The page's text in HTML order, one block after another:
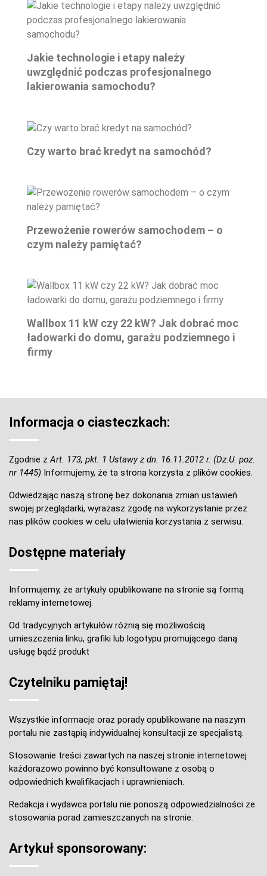
Jakie technologie i etapy należy
uwzględnić podczas profesjonalnego
lakierowania samochodu?
Czy warto brać kredyt na samochód?
Przewożenie rowerów samochodem – o
czym należy pamiętać?
Wallbox 11 kW czy 22 kW? Jak dobrać moc
ładowarki do domu, garażu podziemnego i
firmy
Informacja o ciasteczkach:
Zgodnie z Art. 173, pkt. 1 Ustawy z dn. 16.11.2012 r. (Dz.U. poz.
nr 1445) Informujemy, że ta strona korzysta z plików cookies.
Odwiedzając naszą stronę bez dokonania zmian ustawień
swojej przeglądarki, wyrażasz zgodę na wykorzystanie przez
nas plików cookies w celu ułatwienia korzystania z serwisu.
Dostępne materiały
Informujemy, że artykuły opublikowane na stronie są formą
reklamy internetowej.
Od tradycyjnych artykułów różnią się możliwością
umieszczenia linku, grafiki lub logotypu promującego daną
usługę bądź produkt
Czytelniku pamiętaj!
Wszystkie informacje oraz porady opublikowane na naszym
portalu nie zastąpią indywidualnej konsultacji ze specjalistą.
Stosowanie treści zawartych na naszej stronie internetowej
każdorazowo powinno być konsultowane z osobą o
odpowiednich kwalifikacjach i uprawnieniach.
Redakcja i wydawca portalu nie ponoszą odpowiedzialności ze
stosowania porad zamieszczanych na stronie.
Artykuł sponsorowany: